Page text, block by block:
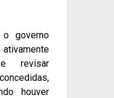
governo
revisar
houver